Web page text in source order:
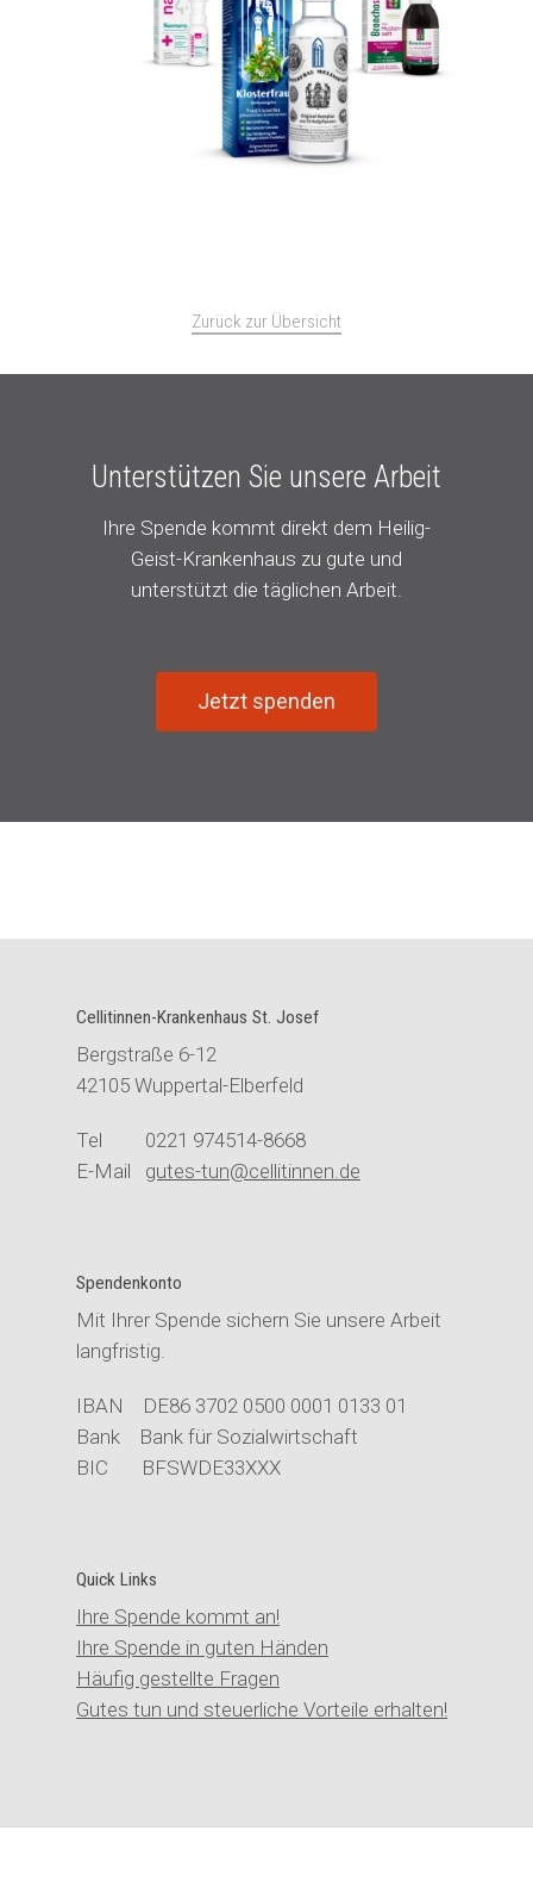
Zurück zur Übersicht
Unterstützen Sie unsere Arbeit
Ihre Spende kommt direkt dem Heilig-
Geist-Krankenhaus zu gute und
unterstützt die täglichen Arbeit.
Jetzt spenden
Cellitinnen-Krankenhaus St. Josef
Bergstraße 6-12
42105 Wuppertal-Elberfeld
Tel 0221 974514-8668
E-Mail gutes-tun@cellitinnen.de
Spendenkonto
Mit Ihrer Spende sichern Sie unsere Arbeit
langfristig.
IBAN DE86 3702 0500 0001 0133 01
Bank Bank für Sozialwirtschaft
BIC BFSWDE33XXX
Quick Links
Ihre Spende kommt an!
Ihre Spende in guten Händen
Häufig gestellte Fragen
Gutes tun und steuerliche Vorteile erhalten!